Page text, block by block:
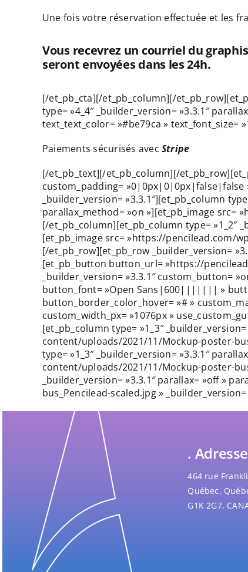
Une fois votre réservation effectuée et les
Vous recevrez un courriel du
seront envoyées dans les 24h.
[/et_pb_cta][/et_pb_column][/
type= »4_4″ _builder_version= »3.3.1″
text_text_color= »#be79ca » text_font_size=
Paiements sécurisés avec Stripe
[/et_pb_text][/et_pb_column][/
custom_padding= »0|0px|0|0px|false|false »
_builder_version= »3.3.1″][et_pb_column
parallax_method= »on »][et_pb_image src=
[/et_pb_column][et_pb_column type= »1_2″
[et_pb_image src= »https://pencilead.com/
[/et_pb_row][et_pb_row _builder_version=
[et_pb_button button_url= »https://
_builder_version= »3.3.1″ custom_button=
button_font= »Open Sans|600||||||| »
button_border_color_hover= »# »
custom_width_px= »1076px »
[et_pb_column type= »1_3″
content/uploads/2021/11/Mockup-poster-
type= »1_3″ _builder_version= »3.3.1″
content/uploads/2021/11/Mockup-poster-
_builder_version= »3.3.1″ parallax= »off »
bus_Pencilead-scaled.jpg »
. Adresse
464 rue
Québec,
G1K 2G7,